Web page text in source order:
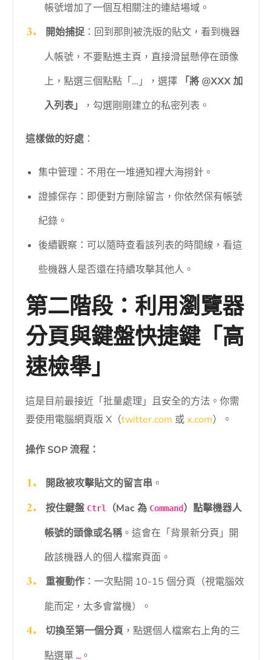
帳號增加了一個互相關注的連結場域。
開始捕捉：回到那則被洗版的貼文，看到機器
人帳號，不要點進主頁，直接滑鼠懸停在頭像
上，點選三個點點「…」，選擇
「將 @XXX 加
入列表」
，勾選剛剛建立的私密列表。
這樣做的好處：
集中管理：不用在一堆通知裡大海撈針。
證據保存：即便對方刪除留言，你依然保有帳號
紀錄。
後續觀察：可以隨時查看該列表的時間線，看這
些機器人是否還在持續攻擊其他人。
第二階段：利用瀏覽器
分頁與鍵盤快捷鍵「高
速檢舉」
這是目前最接近「批量處理」且安全的方法。你需
要使用電腦網頁版 X（twitter.com 或x.com）。
操作 SOP 流程：
開啟被攻擊貼文的留言串 。
按住鍵盤 Ctrl（Mac 為 Command）點擊機器人
帳號的頭像或名稱。這會在「背景新分頁」開
啟該機器人的個人檔案頁面。
重複動作：一次點開 10-15 個分頁（視電腦效
能而定，太多會當機）。
切換至第一個分頁，點選個人檔案右上角的三
點選單 …。